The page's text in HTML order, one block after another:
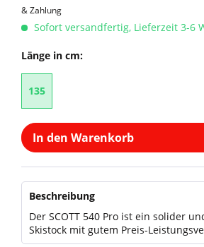
& Zahlung
Sofort versandfertig, Lieferzeit 3-6
Länge in cm:
135
In den Warenkorb
Beschreibung
Der SCOTT 540 Pro ist ein solider
Skistock mit gutem Preis-